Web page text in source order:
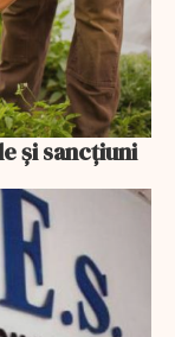
și sancțiuni